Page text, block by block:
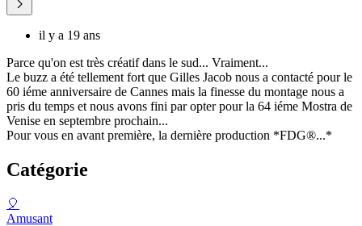
il y a 19 ans
Parce qu'on est très créatif dans le sud... Vraiment...
Le buzz a été tellement fort que Gilles Jacob nous a contacté pour le
60 iéme anniversaire de Cannes mais la finesse du montage nous a
pris du temps et nous avons fini par opter pour la 64 iéme Mostra de
Venise en septembre prochain...
Pour vous en avant première, la dernière production *FDG®...*
Catégorie
🎈
Amusant